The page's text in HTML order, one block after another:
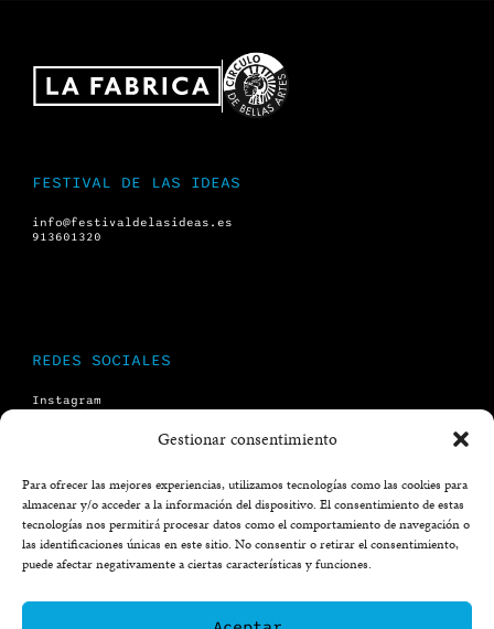
Gestionar consentimiento
Para ofrecer las mejores experiencias, utilizamos tecnologías como las cookies para
almacenar y/o acceder a la información del dispositivo. El consentimiento de estas
tecnologías nos permitirá procesar datos como el comportamiento de navegación o
las identificaciones únicas en este sitio. No consentir o retirar el consentimiento,
puede afectar negativamente a ciertas características y funciones.
FESTIVAL DE LAS IDEAS
info@festivaldelasideas.es
913601320
REDES SOCIALES
Instagram
Facebook
LEGAL
Aviso legal
Política de privacidad